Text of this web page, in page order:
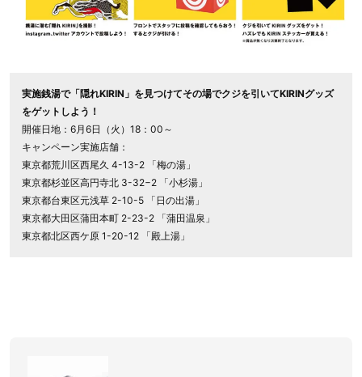
実施銭湯で「隠れKIRIN」を見つけてその場でクジを引いてKIRINグッズ
をゲットしよう！
開催日地：6月6日（火）18：00～
キャンペーン実施店舗：
東京都荒川区西尾久 4-13-2 「梅の湯」
東京都杉並区高円寺北 3-32−2 「小杉湯」
東京都台東区元浅草 2-10-5 「日の出湯」
東京都大田区蒲田本町 2-23-2 「蒲田温泉」
東京都北区西ケ原 1-20-12 「殿上湯」